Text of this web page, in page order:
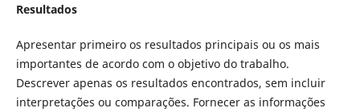
Resultados
Apresentar primeiro os resultados principais ou os mais
importantes de acordo com o objetivo do trabalho.
Descrever apenas os resultados encontrados, sem incluir
interpretações ou comparações. Fornecer as informações